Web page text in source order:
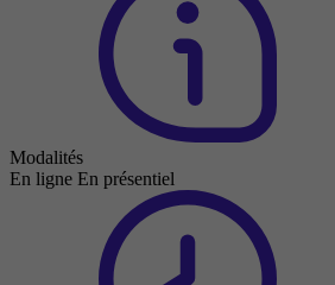
Modalités
En ligne En présentiel